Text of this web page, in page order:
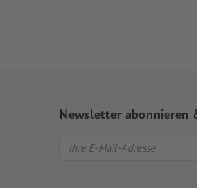
Newsletter abonnieren